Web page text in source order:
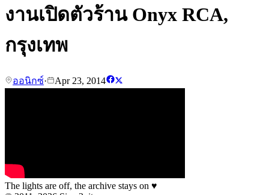
งานเปิดตัวร้าน Onyx RCA,
กรุงเทพ
ออนิกซ์· Apr 23, 2014
The lights are off, the archive stays on ♥